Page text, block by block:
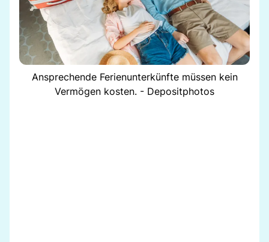
Ansprechende Ferienunterkünfte müssen kein
Vermögen kosten. - Depositphotos